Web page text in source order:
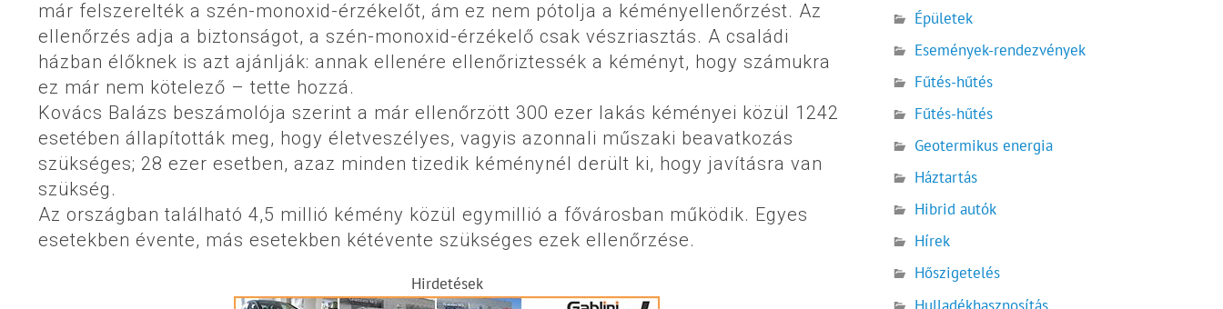
már felszerelték a szén-monoxid-érzékelőt, ám ez nem pótolja a kéményellenőrzést. Az
ellenőrzés adja a biztonságot, a szén-monoxid-érzékelő csak vészriasztás. A családi
házban élőknek is azt ajánlják: annak ellenére ellenőriztessék a kéményt, hogy számukra
ez már nem kötelező – tette hozzá.
Kovács Balázs beszámolója szerint a már ellenőrzött 300 ezer lakás kéményei közül 1242
esetében állapították meg, hogy életveszélyes, vagyis azonnali műszaki beavatkozás
szükséges; 28 ezer esetben, azaz minden tizedik kéménynél derült ki, hogy javításra van
szükség.
Az országban található 4,5 millió kémény közül egymillió a fővárosban működik. Egyes
esetekben évente, más esetekben kétévente szükséges ezek ellenőrzése.
Hirdetések
Épületek
Események-rendezvények
Fűtés-hűtés
Fűtés-hűtés
Geotermikus energia
Háztartás
Hibrid autók
Hírek
Hőszigetelés
Hulladékhasznosítás